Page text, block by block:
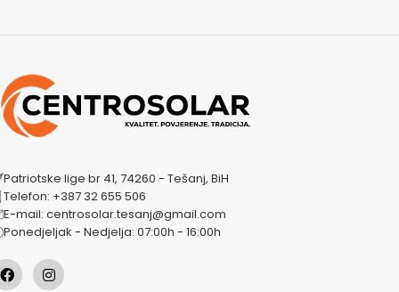
Patriotske lige br 41, 74260 - Tešanj, BiH
Telefon: +387 32 655 506
E-mail: centrosolar.tesanj@gmail.com
Ponedjeljak - Nedjelja: 07:00h - 16:00h